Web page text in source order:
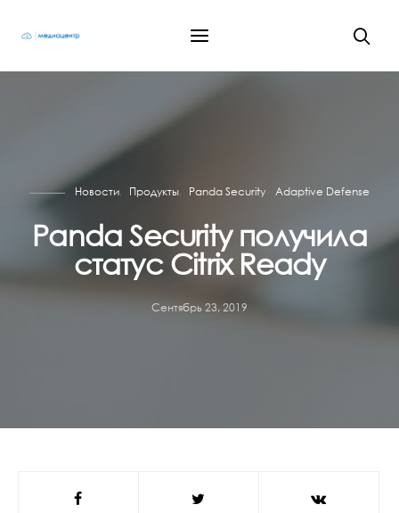
Новости Продукты Panda Security Adaptive Defense
Panda Security получила
статус Citrix Ready
Сентябрь 23, 2019